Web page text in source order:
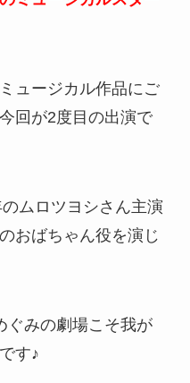
ュージカル作品にご
回が2度目の出演で
ムロツヨシさん主演
おばちゃん役を演じ
ぐみの劇場こそ我が
す♪